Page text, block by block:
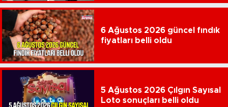
6 Ağustos 2026 güncel fındık
fiyatları belli oldu
5 Ağustos 2026 Çılgın Sayısal
Loto sonuçları belli oldu